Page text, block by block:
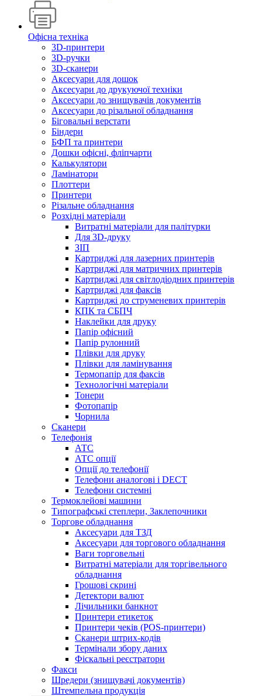
Офісна техніка
3D-принтери
3D-ручки
3D-сканери
Аксесуари для дошок
Аксесуари до друкуючої техніки
Аксесуари до знищувачів документів
Аксесуари до різальної обладнання
Біговальні верстати
Біндери
БФП та принтери
Дошки офісні, фліпчарти
Калькулятори
Ламінатори
Плоттери
Принтери
Різальне обладнання
Розхідні матеріали
Витратні матеріали для палітурки
Для 3D-друку
ЗІП
Картриджі для лазерних принтерів
Картриджі для матричних принтерів
Картриджі для світлодіодних принтерів
Картриджі для факсів
Картриджі до струменевих принтерів
КПК та СБПЧ
Наклейки для друку
Папір офісний
Папір рулонний
Плівки для друку
Плівки для ламінування
Термопапір для факсів
Технологічні матеріали
Тонери
Фотопапір
Чорнила
Сканери
Телефонія
АТС
АТС опції
Опції до телефонії
Телефони аналогові і DECT
Телефони системні
Термоклейові машини
Типографські степлери, Заклепочники
Торгове обладнання
Аксесуари для ТЗД
Аксесуари для торгового обладнання
Ваги торговельні
Витратні матеріали для торгівельного
обладнання
Грошові скрині
Детектори валют
Лічильники банкнот
Принтери етикеток
Принтери чеків (POS-принтери)
Сканери штрих-кодів
Термінали збору даних
Фіскальні реєстратори
Факси
Шредери (знищувачі документів)
Штемпельна продукція